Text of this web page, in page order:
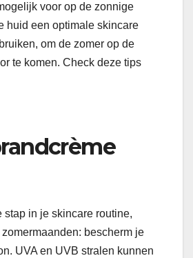
voor op de zonnige
huid een optimale skincare
om de zomer op de
te komen. Check deze tips
stap in je skincare routine,
bescherm je
UVA en UVB stralen kunnen